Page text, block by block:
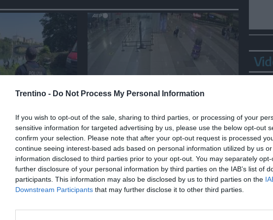
Trentino - Do Not Process My Personal Information
If you wish to opt-out of the sale, sharing to third parties, or processing of your
sensitive information for targeted advertising by us, please use the below opt-out
confirm your selection. Please note that after your opt-out request is processed
continue seeing interest-based ads based on personal information utilized by us
information disclosed to third parties prior to your opt-out. You may separately
further disclosure of your personal information by third parties on the IAB’s list of
participants. This information may also be disclosed by us to third parties on the
Downstream Participants that may further disclose it to other third parties.
all'alt,
finisce
MONDO
valigia, pilota malesiano
fermato in aeroporto